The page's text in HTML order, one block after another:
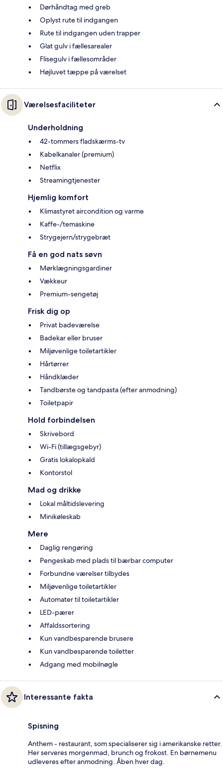
Dørhåndtag med greb
Oplyst rute til indgangen
Rute til indgangen uden trapper
Glat gulv i fællesarealer
Flisegulv i fællesområder
Højluvet tæppe på værelset
Værelsesfaciliteter
Underholdning
42-tommers fladskærms-tv
Kabelkanaler (premium)
Netflix
Streamingtjenester
Hjemlig komfort
Klimastyret aircondition og varme
Kaffe-/temaskine
Strygejern/strygebræt
Få en god nats søvn
Mørklægningsgardiner
Vækkeur
Premium-sengetøj
Frisk dig op
Privat badeværelse
Badekar eller bruser
Miljøvenlige toiletartikler
Hårtørrer
Håndklæder
Tandbørste og tandpasta (efter anmodning)
Toiletpapir
Hold forbindelsen
Skrivebord
Wi-Fi (tillægsgebyr)
Gratis lokalopkald
Kontorstol
Mad og drikke
Lokal måltidslevering
Minikøleskab
Mere
Daglig rengøring
Pengeskab med plads til bærbar computer
Forbundne værelser tilbydes
Miljøvenlige toiletartikler
Automater til toiletartikler
LED-pærer
Affaldssortering
Kun vandbesparende brusere
Kun vandbesparende toiletter
Adgang med mobilnøgle
Interessante fakta
Spisning
Anthem - restaurant, som specialiserer sig i amerikanske retter.
Her serveres morgenmad, brunch og frokost. En børnemenu
udleveres efter anmodning. Åben hver dag.